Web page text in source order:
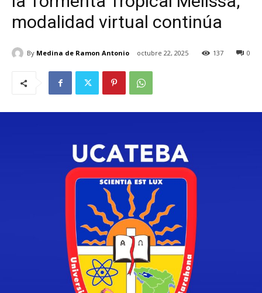
modalidad virtual continúa
By Medina de Ramon Antonio octubre 22, 2025 0
137